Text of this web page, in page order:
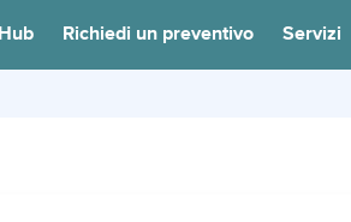
Richiedi un preventivo Servizi